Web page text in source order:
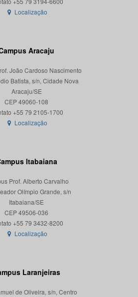
Localização
Aracaju
João Cardoso Nascimento
Batista, s/n, Cidade Nova
Aracaju/SE
CEP 49060-108
Localização
Itabaiana
Prof. Alberto Carvalho
Olímpio Grande, s/n
Itabaiana/SE
CEP 49506-036
Localização
Laranjeiras
de Oliveira, s/n, Centro